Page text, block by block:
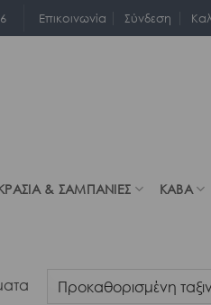
Επικοινωνία Σύνδεση
& ΣΑΜΠΑΝΙΕΣ ΚΑΒΑ